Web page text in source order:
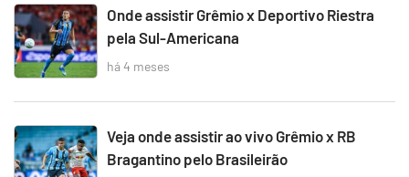
Onde assistir Grêmio x Deportivo Riestra
pela Sul-Americana
há 4 meses
Veja onde assistir ao vivo Grêmio x RB
Bragantino pelo Brasileirão